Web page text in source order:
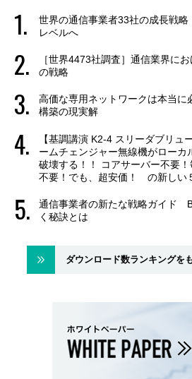
世界の通信事業者33社の成長戦
レベルへ
［世界4473社調査］通信業界に
の戦略
高価な専用ネットワークは本当に
構築の現実解
【基調講演 K2-4 スリーダブリュ
ームチェンジャー無線機がローカ
破壊する！！ コアサーバー不要
不要！でも、超安価！ の新しい
通信事業者の新たな戦略ガイド
く秘訣とは
ダウンロード数ランキングを